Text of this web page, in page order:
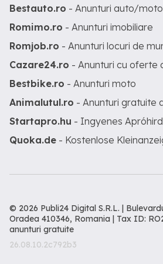
Bestauto.ro - Anunturi auto/moto
Romimo.ro - Anunturi imobiliare
Romjob.ro - Anunturi locuri de
Cazare24.ro - Anunturi cu oferte
Bestbike.ro - Anunturi moto
Animalutul.ro - Anunturi gratuite
Startapro.hu - Ingyenes
Quoka.de - Kostenlose
© 2026 Publi24 Digital S.R.L. |
Oradea 410346, Romania | Tax ID:
anunturi gratuite
26.08.10.2c792b3